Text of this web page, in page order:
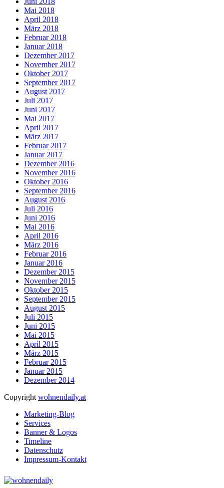
Mai 2018
April 2018
März 2018
Februar 2018
Januar 2018
Dezember 2017
November 2017
Oktober 2017
September 2017
August 2017
Juli 2017
Juni 2017
Mai 2017
April 2017
März 2017
Februar 2017
Januar 2017
Dezember 2016
November 2016
Oktober 2016
September 2016
August 2016
Juli 2016
Juni 2016
Mai 2016
April 2016
März 2016
Februar 2016
Januar 2016
Dezember 2015
November 2015
Oktober 2015
September 2015
August 2015
Juli 2015
Juni 2015
Mai 2015
April 2015
März 2015
Februar 2015
Januar 2015
Dezember 2014
Copyright wohnendaily.at
Marketing-Blog
Services
Banner & Logos
Timeline
Datenschutz
Impressum-Kontakt